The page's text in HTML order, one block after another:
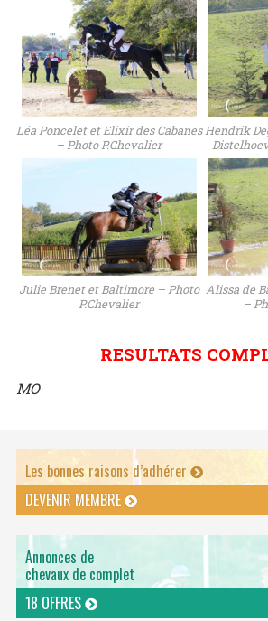
Léa Poncelet et Elixir des Cabanes
– Photo P.Chevalier
Hendrik
Julie Brenet et Baltimore – Photo
P.Chevalier
Alissa de
–
RESULTATS
MO
Les bonnes raisons d’adhérer
DEVENIR MEMBRE
Annonces de
chevaux de complet
18 OFFRES